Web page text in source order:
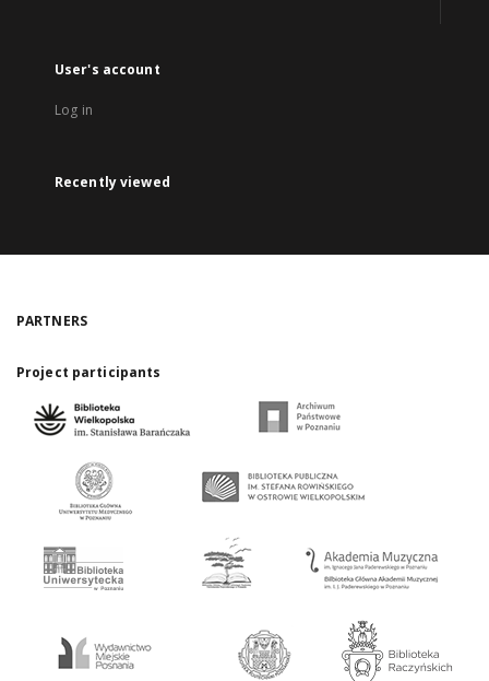
User's account
Log in
Recently viewed
PARTNERS
Project participants